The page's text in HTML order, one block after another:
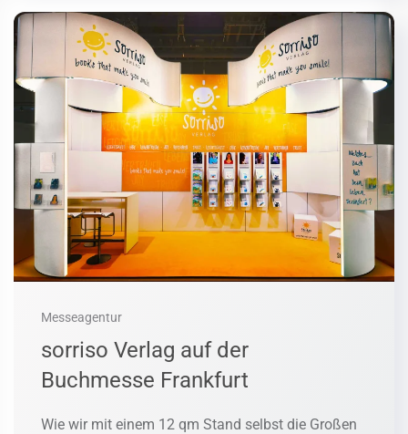
Messeagentur
sorriso Verlag auf der
Buchmesse Frankfurt
Wie wir mit einem 12 qm Stand selbst die Großen